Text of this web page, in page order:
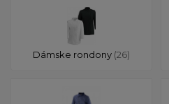
Dámske rondony (26)